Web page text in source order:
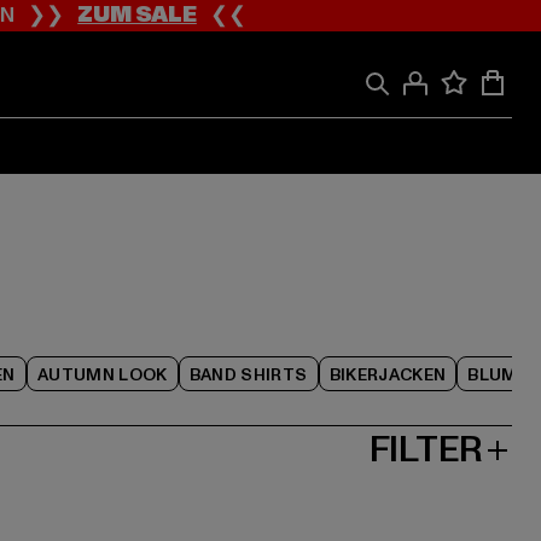
❯❯ZUM SALE❮❮
AUTUMN LOOK BAND SHIRTS BIKERJACKEN
FILTER